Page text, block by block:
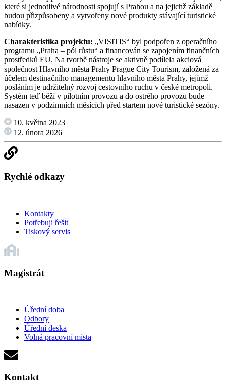
které si jednotlivé národnosti spojují s Prahou a na jejichž základě
budou přizpůsobeny a vytvořeny nové produkty stávající turistické
nabídky.
Charakteristika projektu: „VISITIS“ byl podpořen z operačního
programu „Praha – pól růstu“ a financován se zapojením finančních
prostředků EU. Na tvorbě nástroje se aktivně podílela akciová
společnost Hlavního města Prahy Prague City Tourism, založená za
účelem destinačního managementu hlavního města Prahy, jejímž
posláním je udržitelný rozvoj cestovního ruchu v české metropoli.
Systém teď běží v pilotním provozu a do ostrého provozu bude
nasazen v podzimních měsících před startem nové turistické sezóny.
10. května 2023
12. února 2026
Rychlé odkazy
Kontakty
Potřebuji řešit
Tiskový servis
Magistrát
Úřední doba
Odbory
Úřední deska
Volná pracovní místa
Kontakt